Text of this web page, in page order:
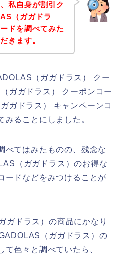
私自身が割引ク
（ガガドラ
ドを調べてみた
きます。
（ガガドラス） クー
ガガドラス） クーポンコー
ガドラス） キャンペーンコ
みることにしました。
べてはみたものの、残念な
（ガガドラス）のお得な
ードなどをみつけることが
ガドラス）の商品にかなり
（ガガドラス）の
て色々と調べていたら、